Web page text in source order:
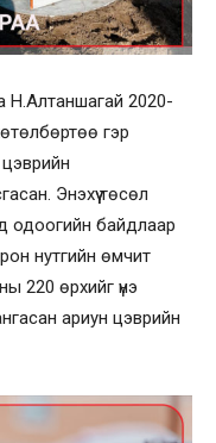
Н.Алтаншагай 2020-
гэр
Энэхүү төсөл
одоогийн байдлаар
нутгийн өмчит
220 өрхийг үнэ
ариун цэврийн